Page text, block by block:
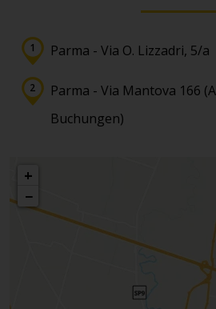
Parma - Via O. Lizzadri, 5/a
Parma - Via Mantova 166
Buchungen)
+
−